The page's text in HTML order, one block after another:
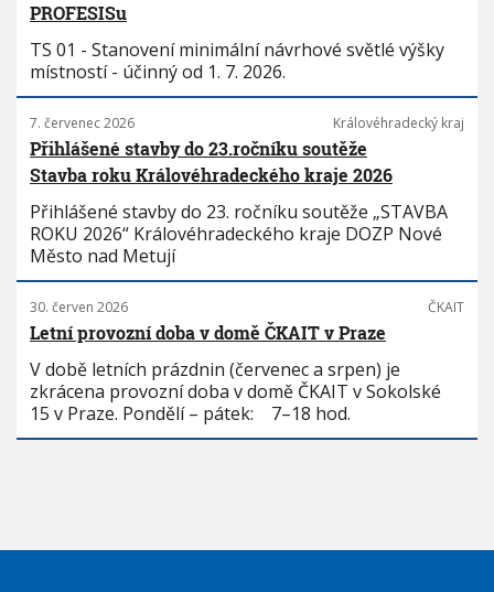
PROFESISu
TS 01 - Stanovení minimální návrhové světlé výšky
místností - účinný od 1. 7. 2026.
7. červenec 2026 Královéhradecký kraj
Přihlášené stavby do 23.ročníku soutěže
Stavba roku Královéhradeckého kraje 2026
Přihlášené stavby do 23. ročníku soutěže „STAVBA
ROKU 2026“ Královéhradeckého kraje DOZP Nové
Město nad Metují
30. červen 2026 ČKAIT
Letní provozní doba v domě ČKAIT v Praze
V době letních prázdnin (červenec a srpen) je
zkrácena provozní doba v domě ČKAIT v Sokolské
15 v Praze. Pondělí – pátek: 7–18 hod.